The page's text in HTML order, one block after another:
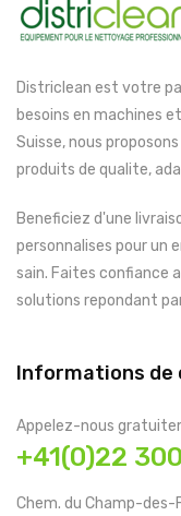
Districlean est votre
besoins en machines
Suisse, nous
produits de qualite,
Beneficiez d'une
personnalises pour un
sain. Faites confiance
solutions repondant
Informations de
Appelez-nous
+41(0)22
Chem. du Champ-des-